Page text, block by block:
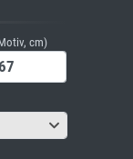
cm)